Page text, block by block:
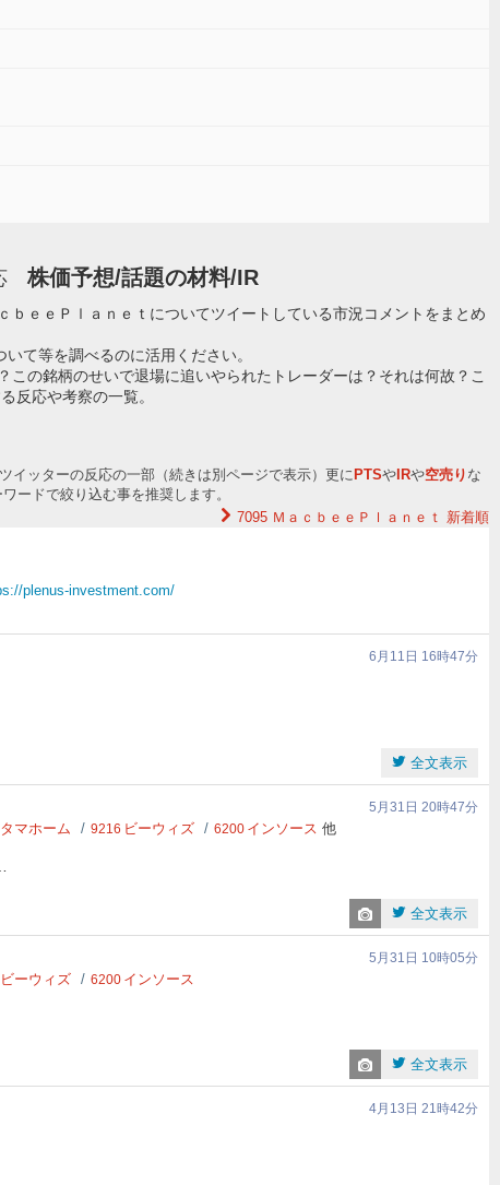
株価予想/話題の材料/IR
ｅｅＰｌａｎｅｔについてツイートしている市況コメントをまとめ
て等を調べるのに活用ください。
の銘柄のせいで退場に追いやられたトレーダーは？それは何故？こ
反応や考察の一覧。
イッターの反応の一部（続きは別ページで表示）更に PTSや IRや空売り な
ードで絞り込む事を推奨します。
7095 ＭａｃｂｅｅＰｌａｎｅｔ 新着順
plenus-investment.com/
6月11日 16時47分
全文表示
5月31日 20時47分
タマホーム 9216 ビーウィズ 6200 インソース 他
全文表示
5月31日 10時05分
ビーウィズ 6200 インソース
全文表示
4月13日 21時42分